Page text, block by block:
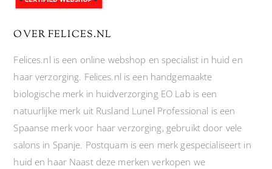
OVER FELICES.NL
Felices.nl is een online webshop en specialist in huid en
haar verzorging. Felices.nl is een handgemaakte
biologische merk in huidverzorging EO Lab is een
natuurlijke merk uit Rusland Lunel Professional is een
Spaanse merk voor haar verzorging, gebruikt door vele
salons in Spanje. Postquam is een merk gespecialiseert in
huid en haar Naast deze merken verkopen we